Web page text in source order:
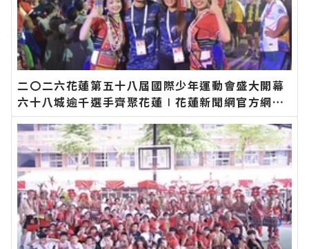
二〇二六花蓮第五十八屆國際少年運動會盛大開幕
六十八城逾千選手齊聚花蓮∣花蓮新聞網官方網站
各類新聞－最快速的今日新聞報導 最新的在地資
訊！